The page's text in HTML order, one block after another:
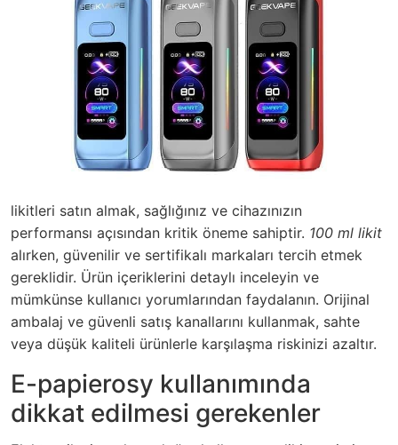
likitleri satın almak, sağlığınız ve cihazınızın
performansı açısından kritik öneme sahiptir. 100 ml likit
alırken, güvenilir ve sertifikalı markaları tercih etmek
gereklidir. Ürün içeriklerini detaylı inceleyin ve
mümkünse kullanıcı yorumlarından faydalanın. Orijinal
ambalaj ve güvenli satış kanallarını kullanmak, sahte
veya düşük kaliteli ürünlerle karşılaşma riskinizi azaltır.
E-papierosy kullanımında
dikkat edilmesi gerekenler